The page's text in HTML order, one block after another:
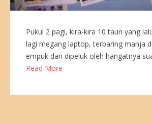
Pukul 2 pagi, kira-kira 10 taun yang
lagi megang laptop, terbaring manja
empuk dan dipeluk oleh hangatnya
Read More